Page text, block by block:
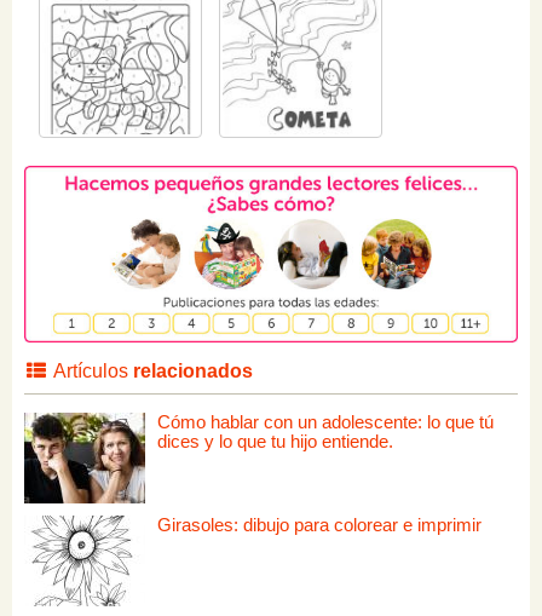
Artículos relacionados
Cómo hablar con un adolescente: lo que tú
dices y lo que tu hijo entiende.
Girasoles: dibujo para colorear e imprimir